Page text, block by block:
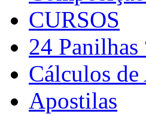
CURSOS
24 Panilhas
Cálculos
Apostilas